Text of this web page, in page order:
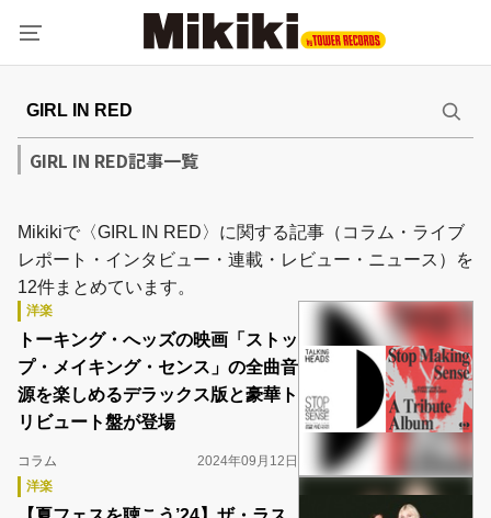
GIRL IN RED記事一覧
Mikikiで〈GIRL IN RED〉に関する記事（コラム・ライブ
レポート・インタビュー・連載・レビュー・ニュース）を
12件まとめています。
洋楽
トーキング・へッズの映画「ストッ
プ・メイキング・センス」の全曲音
源を楽しめるデラックス版と豪華ト
リビュート盤が登場
コラム
2024年09月12日
洋楽